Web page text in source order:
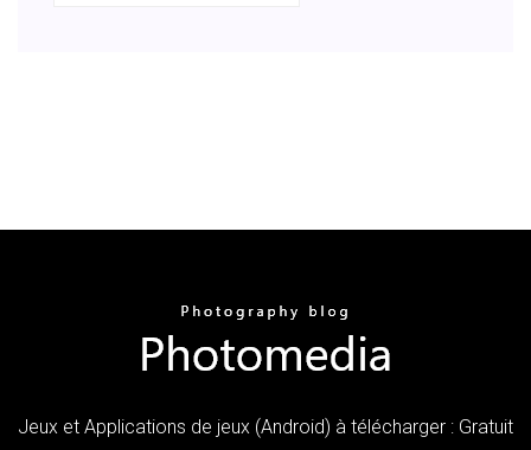
Jeux et Applications de jeux (Android) à télécharger : Gratuit